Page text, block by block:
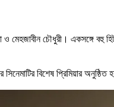
মেহজাবীন চৌধুরী। একসঙ্গে বহু
সিনেমাটির বিশেষ প্রিমিয়ার